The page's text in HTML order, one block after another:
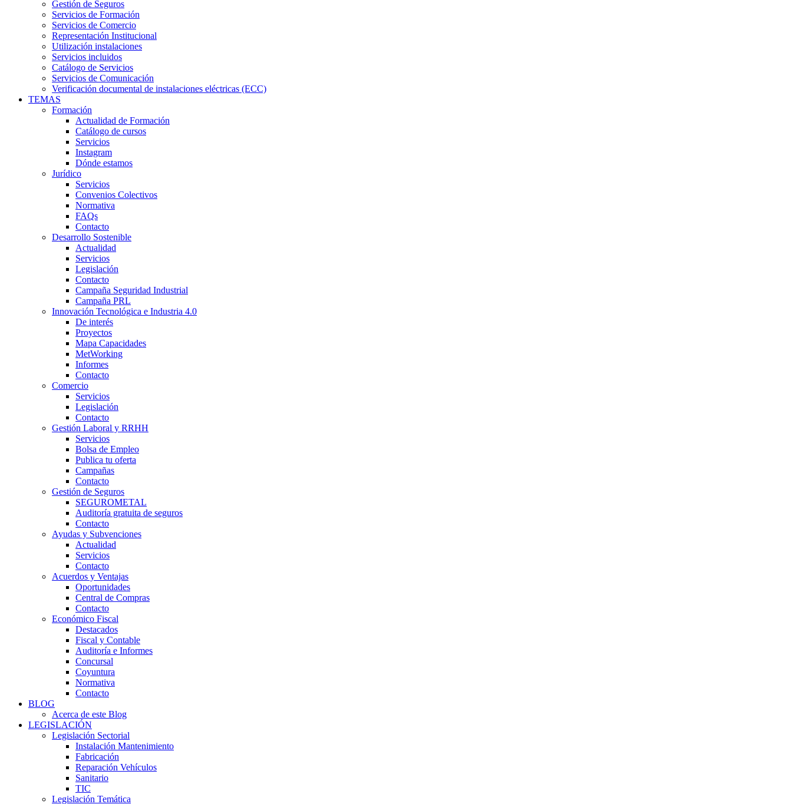
Gestión de Seguros
Servicios de Formación
Servicios de Comercio
Representación Institucional
Utilización instalaciones
Servicios incluidos
Catálogo de Servicios
Servicios de Comunicación
Verificación documental de instalaciones eléctricas (ECC)
TEMAS
Formación
Actualidad de Formación
Catálogo de cursos
Servicios
Instagram
Dónde estamos
Jurídico
Servicios
Convenios Colectivos
Normativa
FAQs
Contacto
Desarrollo Sostenible
Actualidad
Servicios
Legislación
Contacto
Campaña Seguridad Industrial
Campaña PRL
Innovación Tecnológica e Industria 4.0
De interés
Proyectos
Mapa Capacidades
MetWorking
Informes
Contacto
Comercio
Servicios
Legislación
Contacto
Gestión Laboral y RRHH
Servicios
Bolsa de Empleo
Publica tu oferta
Campañas
Contacto
Gestión de Seguros
SEGUROMETAL
Auditoría gratuita de seguros
Contacto
Ayudas y Subvenciones
Actualidad
Servicios
Contacto
Acuerdos y Ventajas
Oportunidades
Central de Compras
Contacto
Económico Fiscal
Destacados
Fiscal y Contable
Auditoría e Informes
Concursal
Coyuntura
Normativa
Contacto
BLOG
Acerca de este Blog
LEGISLACIÓN
Legislación Sectorial
Instalación Mantenimiento
Fabricación
Reparación Vehículos
Sanitario
TIC
Legislación Temática